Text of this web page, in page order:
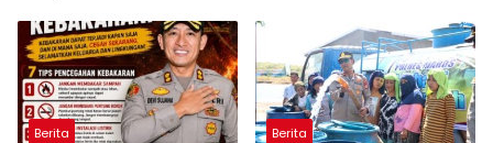
Belitung
Berita Berita